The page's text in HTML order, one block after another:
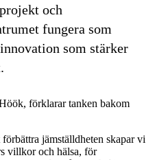
och
fungera som
som stärker
förklarar tanken bakom
jämställdheten skapar vi
villkor och hälsa, för